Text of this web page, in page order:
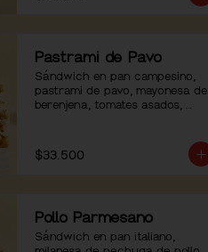
Pastrami de Pavo
Sándwich en pan campesino,
pastrami de pavo, mayonesa de
berenjena, tomates asados,
$33.500
Pollo Parmesano
Sándwich en pan italiano,